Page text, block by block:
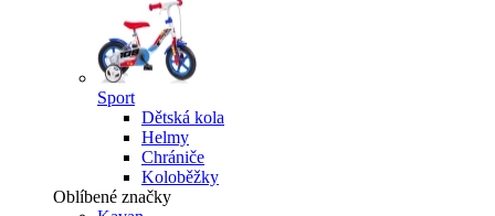
Sport
Dětská kola
Helmy
Chrániče
Koloběžky
Oblíbené značky